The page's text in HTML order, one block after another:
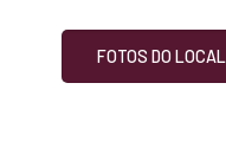
FOTOS DO LOCAL